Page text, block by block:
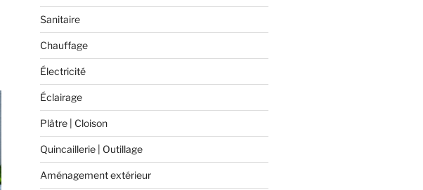
Sanitaire
Chauffage
Électricité
Éclairage
Plâtre | Cloison
Quincaillerie | Outillage
Aménagement extérieur